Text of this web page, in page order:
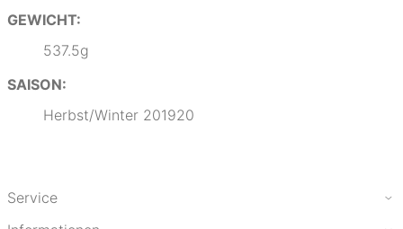
GEWICHT:
537.5g
SAISON:
Herbst/Winter 201920
Service